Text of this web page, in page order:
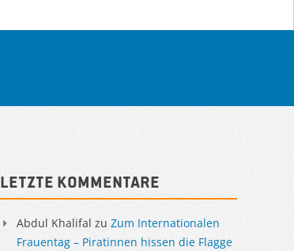
Letzte Kommentare
Abdul Khalifal zu Zum Internationalen
Frauentag – Piratinnen hissen die Flagge